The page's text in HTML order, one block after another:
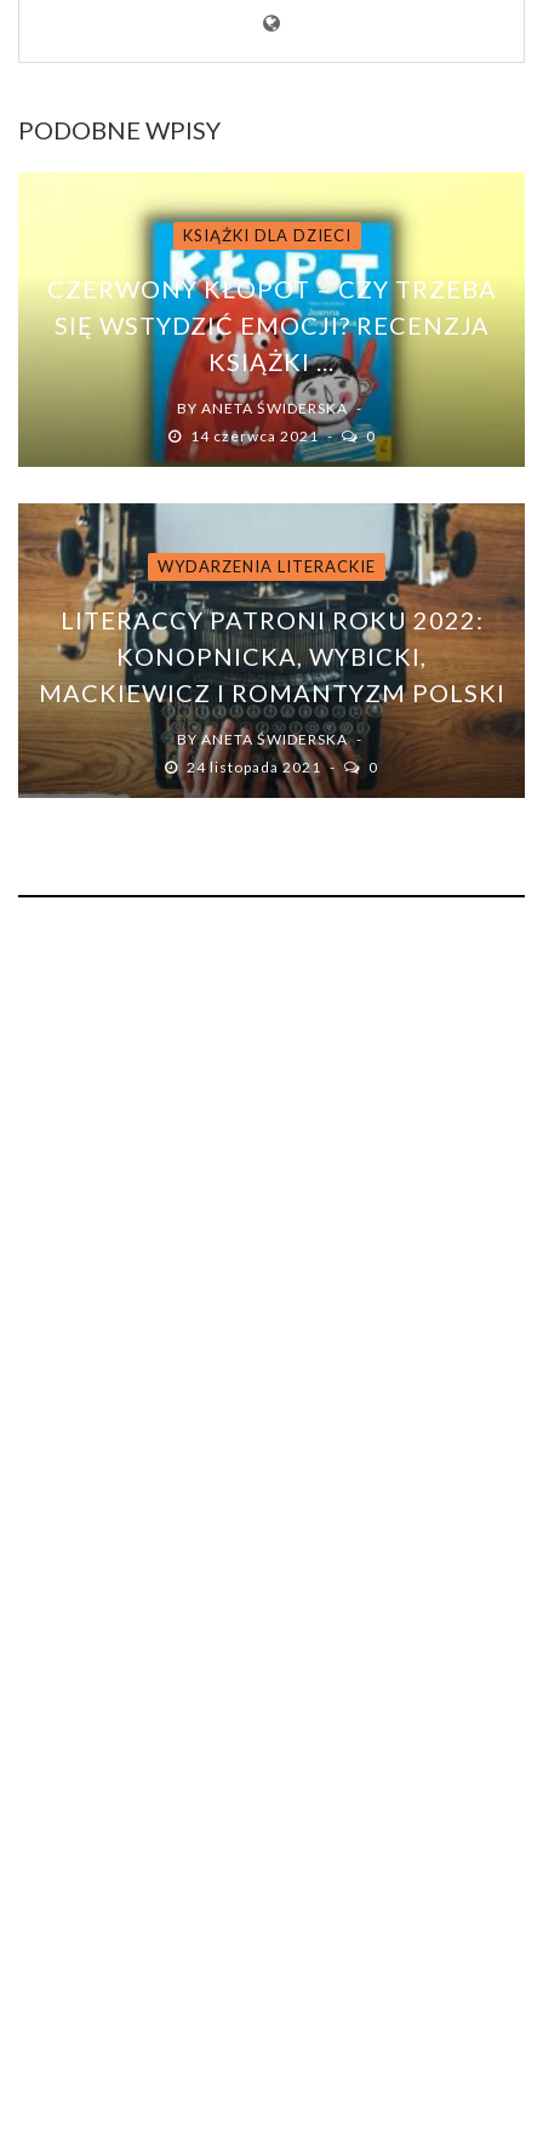
PODOBNE WPISY
KSIĄŻKI DLA DZIECI
CZERWONY KŁOPOT – CZY TRZEBA
SIĘ WSTYDZIĆ EMOCJI? RECENZJA
KSIĄŻKI ...
BY ANETA ŚWIDERSKA
14 czerwca 2021
0
WYDARZENIA LITERACKIE
LITERACCY PATRONI ROKU 2022:
KONOPNICKA, WYBICKI,
MACKIEWICZ I ROMANTYZM POLSKI
BYANETA ŚWIDERSKA
24 listopada 2021
0